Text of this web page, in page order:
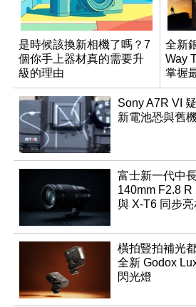
是時候該換新相機了嗎？7
個你手上器材真的需要升
級的理由
全新
Way
掌握
Sony A7R VI
新電池恐與舊
富士新一代中
140mm F2.8 R
與 X-T6 同步亮
橫拍豎拍補光
全新 Godox
閃光燈